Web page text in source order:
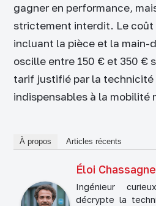
gagner en performance,
strictement interdit. Le coût
incluant la pièce et la main-
oscille entre 150 € et 350 €
tarif justifié par la technicité
indispensables à la mobilité
À propos Articles récents
Éloi
Ingénieur
décrypte la